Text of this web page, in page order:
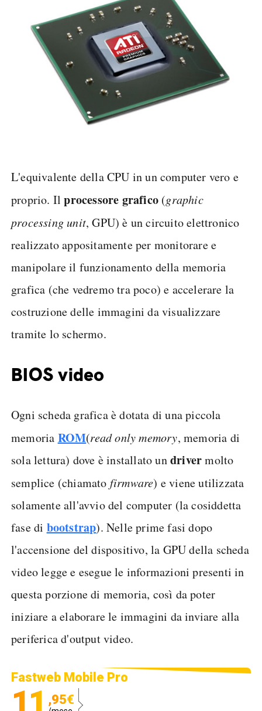
L'equivalente della CPU in un computer vero e
proprio. Ilprocessore grafico (graphic
processing unit, GPU) è un circuito elettronico
realizzato appositamente per monitorare e
manipolare il funzionamento della memoria
grafica (che vedremo tra poco) e accelerare la
costruzione delle immagini da visualizzare
tramite lo schermo.
BIOS video
Ogni scheda grafica è dotata di una piccola
memoria ROM(read only memory, memoria di
sola lettura) dove è installato undrivermolto
semplice (chiamato firmware) e viene utilizzata
solamente all'avvio del computer (la cosiddetta
fase di bootstrap). Nelle prime fasi dopo
l'accensione del dispositivo, la GPU della scheda
video legge e esegue le informazioni presenti in
questa porzione di memoria, così da poter
iniziare a elaborare le immagini da inviare alla
periferica d'output video.
Fastweb Mobile Pro
11 ,95€